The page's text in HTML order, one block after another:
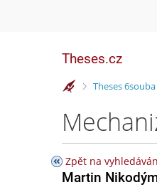
Theses.cz
>
Theses 6souba
Zpět na
Martin